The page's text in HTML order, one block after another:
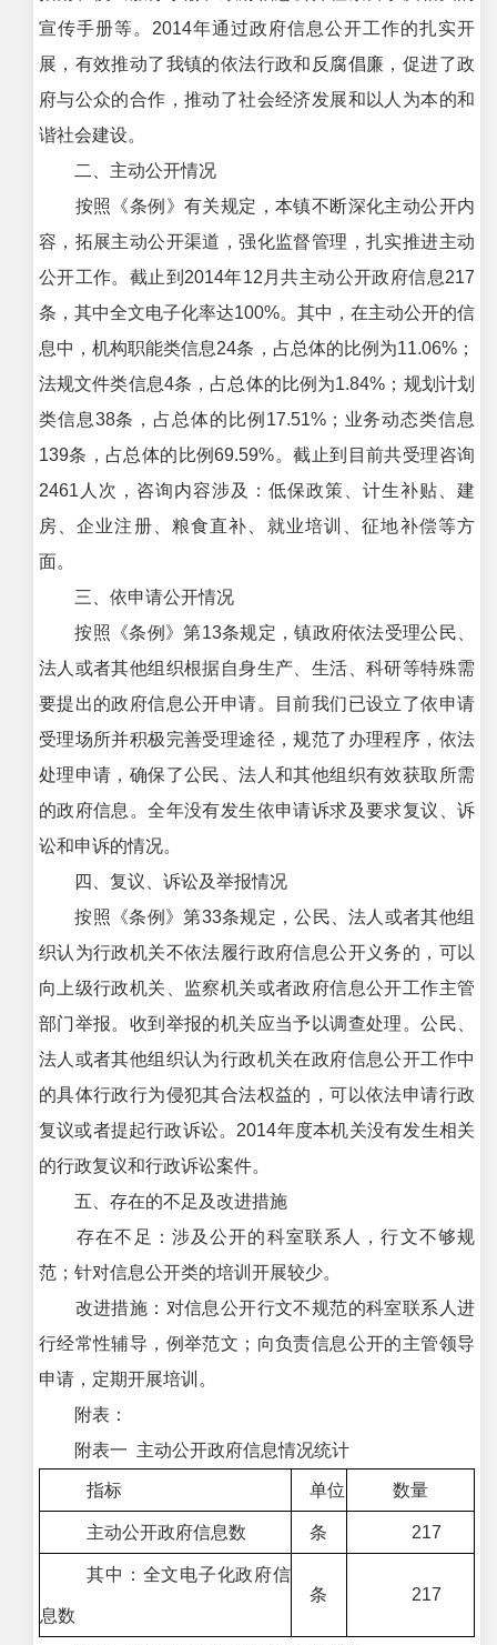
宣传手册等。2014年通过政府信息公开工作的扎实开
展，有效推动了我镇的依法行政和反腐倡廉，促进了政
府与公众的合作，推动了社会经济发展和以人为本的和
谐社会建设。
二、主动公开情况
按照《条例》有关规定，本镇不断深化主动公开内
容，拓展主动公开渠道，强化监督管理，扎实推进主动
公开工作。截止到2014年12月共主动公开政府信息217
条，其中全文电子化率达100%。其中，在主动公开的信
息中，机构职能类信息24条，占总体的比例为11.06%；
法规文件类信息4条，占总体的比例为1.84%；规划计划
类信息38条，占总体的比例17.51%；业务动态类信息
139条，占总体的比例69.59%。截止到目前共受理咨询
2461人次，咨询内容涉及：低保政策、计生补贴、建
房、企业注册、粮食直补、就业培训、征地补偿等方
面。
三、依申请公开情况
按照《条例》第13条规定，镇政府依法受理公民、
法人或者其他组织根据自身生产、生活、科研等特殊需
要提出的政府信息公开申请。目前我们已设立了依申请
受理场所并积极完善受理途径，规范了办理程序，依法
处理申请，确保了公民、法人和其他组织有效获取所需
的政府信息。全年没有发生依申请诉求及要求复议、诉
讼和申诉的情况。
四、复议、诉讼及举报情况
按照《条例》第33条规定，公民、法人或者其他组
织认为行政机关不依法履行政府信息公开义务的，可以
向上级行政机关、监察机关或者政府信息公开工作主管
部门举报。收到举报的机关应当予以调查处理。公民、
法人或者其他组织认为行政机关在政府信息公开工作中
的具体行政行为侵犯其合法权益的，可以依法申请行政
复议或者提起行政诉讼。2014年度本机关没有发生相关
的行政复议和行政诉讼案件。
五、存在的不足及改进措施
存在不足：涉及公开的科室联系人，行文不够规
范；针对信息公开类的培训开展较少。
改进措施：对信息公开行文不规范的科室联系人进
行经常性辅导，例举范文；向负责信息公开的主管领导
申请，定期开展培训。
附表：
附表一 主动公开政府信息情况统计
指标 单位 数量
主动公开政府信息数 条 217
其中：全文电子化政府信
息数
条 217